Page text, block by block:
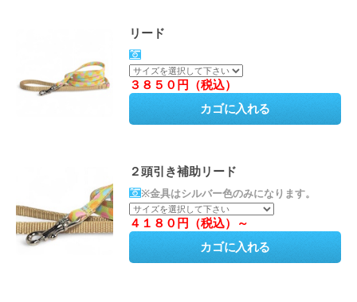
リード
３８５０円（税込）
２頭引き補助リード
※金具はシルバー色のみになります。
４１８０円（税込）～